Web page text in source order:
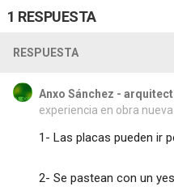
1 RESPUESTA
RESPUESTA
Anxo Sánchez -
experiencia en obra nueva
1- Las placas pueden ir
2- Se pastean con un